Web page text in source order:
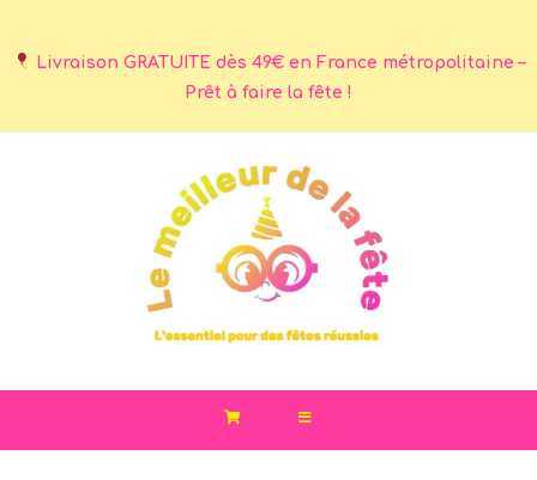
Livraison GRATUITE dès 49€ en France métropolitaine –
Prêt à faire la fête !